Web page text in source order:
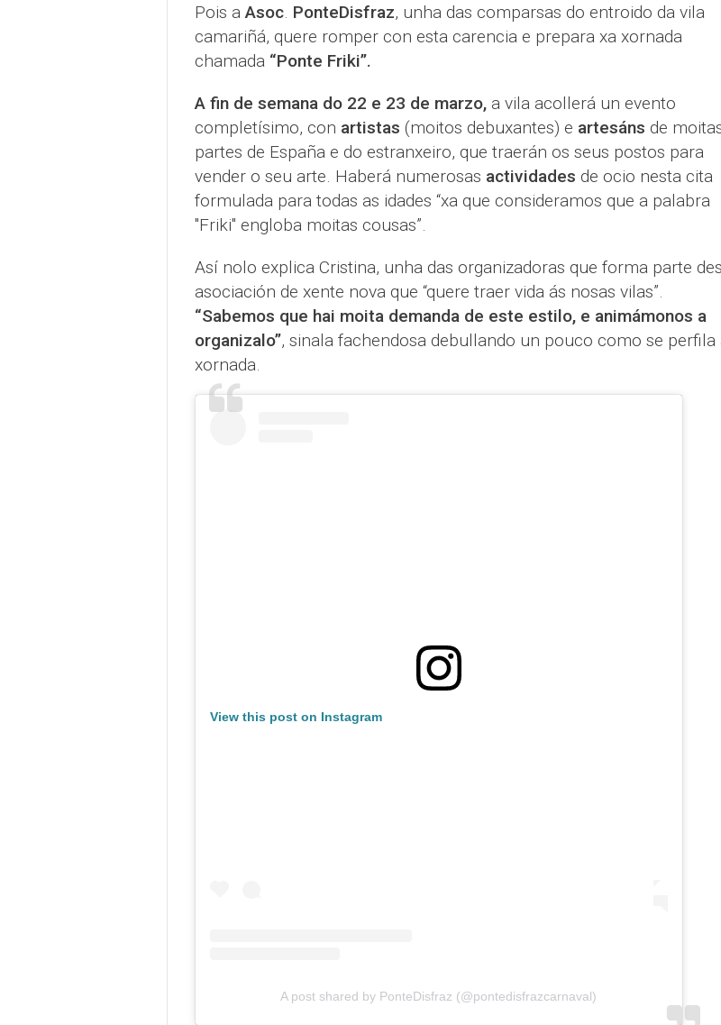
Pois aAsoc. PonteDisfraz, unha das comparsas do entroido da vila
camariñá, quere romper con esta carencia e prepara xa xornada
chamada “Ponte Friki”.
A fin de semana do 22 e 23 de marzo,a vila acollerá un evento
completísimo, con artistas (moitos debuxantes) e artesáns de
partes de España e do estranxeiro, que traerán os seus postos para
vender o seu arte. Haberá numerosas actividades de ocio nesta cita
formulada para todas as idades “xa que consideramos que a palabra
"Friki" engloba moitas cousas”.
Así nolo explica Cristina, unha das organizadoras que forma parte
asociación de xente nova que “quere traer vida ás nosas vilas”.
“Sabemos que hai moita demanda de este estilo, e animámonos a
organizalo”, sinala fachendosa debullando un pouco como se perfila
xornada.
View this post on Instagram
A post shared by PonteDisfraz (@pontedisfrazcarnaval)